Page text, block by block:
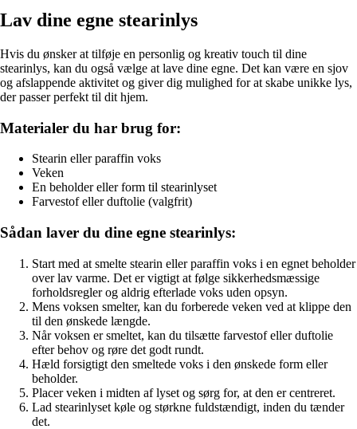
Lav dine egne stearinlys
Hvis du ønsker at tilføje en personlig og kreativ touch til dine
stearinlys, kan du også vælge at lave dine egne. Det kan være en sjov
og afslappende aktivitet og giver dig mulighed for at skabe unikke lys,
der passer perfekt til dit hjem.
Materialer du har brug for:
Stearin eller paraffin voks
Veken
En beholder eller form til stearinlyset
Farvestof eller duftolie (valgfrit)
Sådan laver du dine egne stearinlys:
Start med at smelte stearin eller paraffin voks i en egnet beholder
over lav varme. Det er vigtigt at følge sikkerhedsmæssige
forholdsregler og aldrig efterlade voks uden opsyn.
Mens voksen smelter, kan du forberede veken ved at klippe den
til den ønskede længde.
Når voksen er smeltet, kan du tilsætte farvestof eller duftolie
efter behov og røre det godt rundt.
Hæld forsigtigt den smeltede voks i den ønskede form eller
beholder.
Placer veken i midten af ​​lyset og sørg for, at den er centreret.
Lad stearinlyset køle og størkne fuldstændigt, inden du tænder
det.